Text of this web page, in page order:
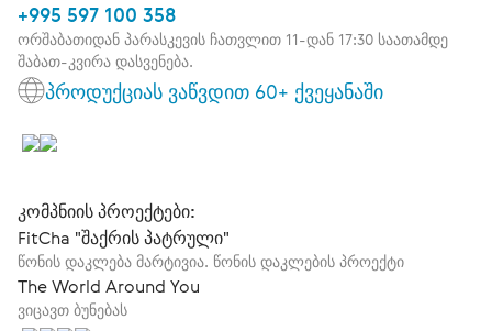
+995 597 100 358
ორშაბათიდან პარასკევის ჩათვლით 11-დან 17:30 საათამდე
შაბათ-კვირა დასვენება.
პროდუქციას ვაწვდით 60+ ქვეყანაში
კომპნიის პროექტები:
FitCha "შაქრის პატრული"
წონის დაკლება მარტივია. წონის დაკლების პროექტი
The World Around You
ვიცავთ ბუნებას